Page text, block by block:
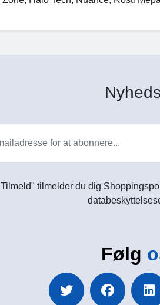
tilmelder du dig
Følg